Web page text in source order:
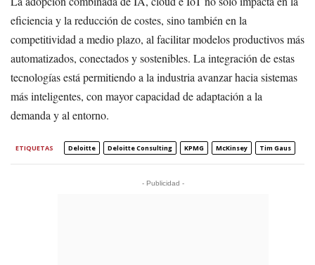
eficiencia y la reducción de costes, sino también en la
competitividad a medio plazo, al facilitar modelos productivos más
automatizados, conectados y sostenibles. La integración de estas
tecnologías está permitiendo a la industria avanzar hacia sistemas
más inteligentes, con mayor capacidad de adaptación a la
demanda y al entorno.
ETIQUETAS Deloitte Deloitte Consulting KPMG McKinsey Tim Gaus
- Publicidad -